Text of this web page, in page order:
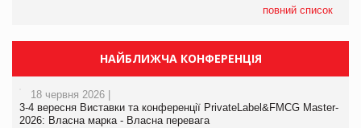
повний список
НАЙБЛИЖЧА КОНФЕРЕНЦІЯ
18 червня 2026 |
3-4 вересня Виставки та конференції PrivateLabel&FMCG Master-
2026: Власна марка - Власна перевага